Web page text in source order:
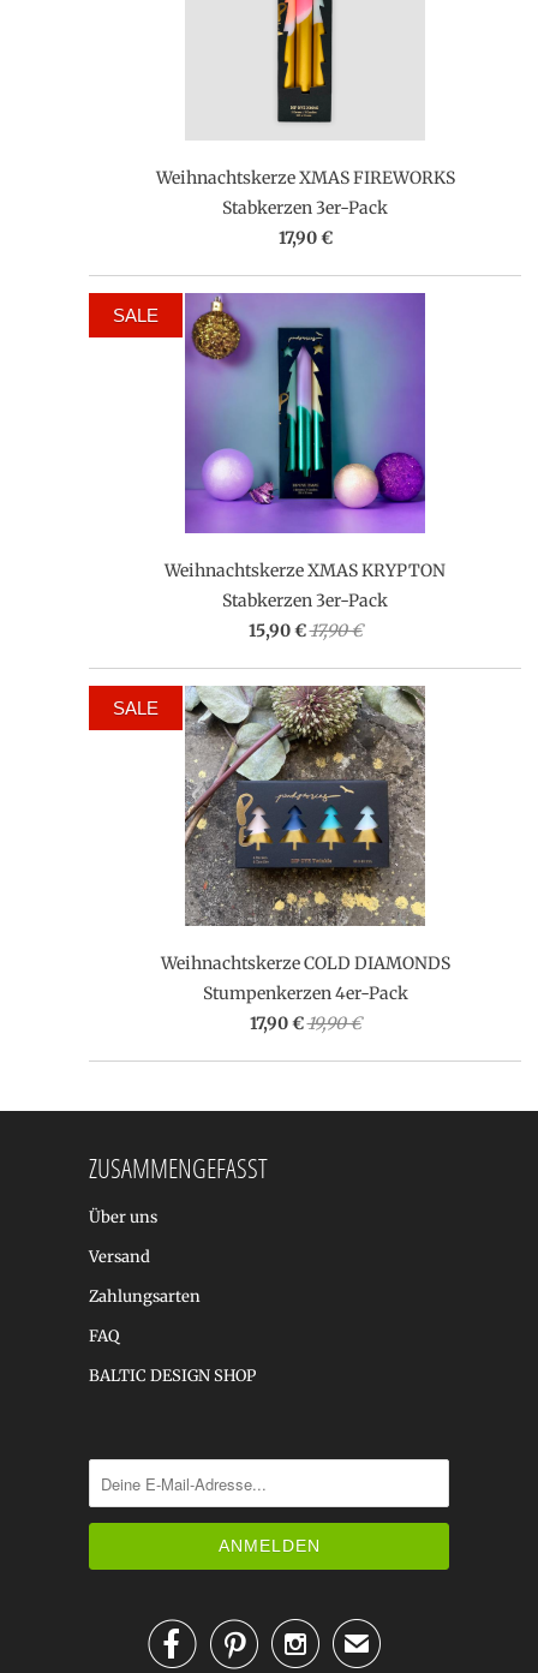
Weihnachtskerze XMAS FIREWORKS
Stabkerzen 3er-Pack
17,90 €
Weihnachtskerze XMAS KRYPTON
Stabkerzen 3er-Pack
15,90 €17,90 €
SALE
Weihnachtskerze COLD DIAMONDS
Stumpenkerzen 4er-Pack
17,90 €19,90 €
SALE
ZUSAMMENGEFASST
Über uns
Versand
Zahlungsarten
FAQ
BALTIC DESIGN SHOP
✉